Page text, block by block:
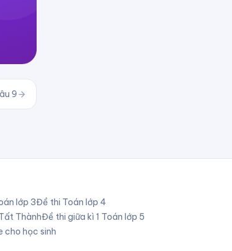
9
lớp 3Đề thi Toán lớp 4
ThànhĐề thi giữa kì 1 Toán lớp 5
cho học sinh